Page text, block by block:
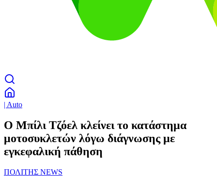
| Auto
Ο Μπίλι Τζόελ κλείνει το κατάστημα
μοτοσυκλετών λόγω διάγνωσης με
εγκεφαλική πάθηση
ΠΟΛΙΤΗΣ NEWS